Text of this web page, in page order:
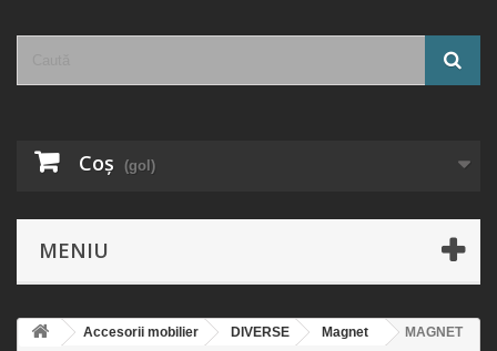
Coş (gol)
MENIU
Accesorii mobilier DIVERSE Magnet
MAGNET